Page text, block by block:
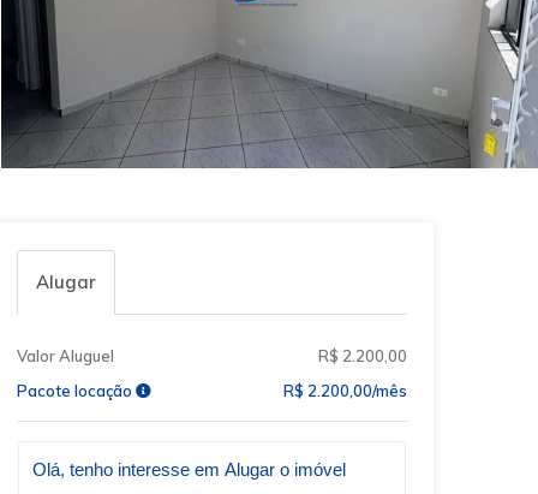
Alugar
Valor Aluguel
R$ 2.200,00
Pacote locação
R$ 2.200,00/mês